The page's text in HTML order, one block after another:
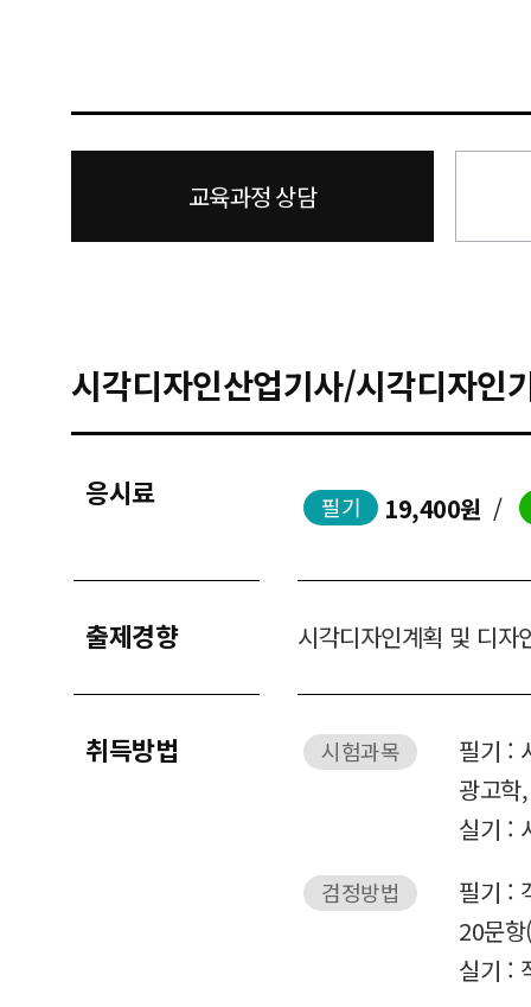
교육과정 상담
시각디자인산업기사/시각디자인
응시료 필기 19,400원 /
출제경향 시각디자인계획 및 디자
취득방법 시험과목
필기 :
광고학
실기 :
검정방법
필기 :
20문
실기 :